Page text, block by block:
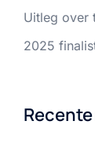
Uitleg over
2025